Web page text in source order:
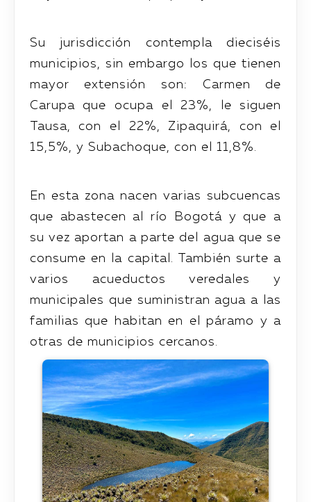
Su jurisdicción contempla dieciséis
municipios, sin embargo los que tienen
mayor extensión son: Carmen de
Carupa que ocupa el 23%, le siguen
Tausa, con el 22%, Zipaquirá, con el
15,5%, y Subachoque, con el 11,8%.
En esta zona nacen varias subcuencas
que abastecen al río Bogotá y que a
su vez aportan a parte del agua que se
consume en la capital. También surte a
varios acueductos veredales y
municipales que suministran agua a las
familias que habitan en el páramo y a
otras de municipios cercanos.